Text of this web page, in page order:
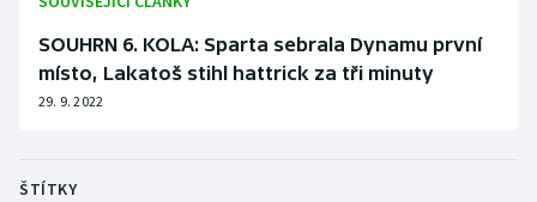
SOUHRN 6. KOLA: Sparta sebrala Dynamu první
místo, Lakatoš stihl hattrick za tři minuty
29. 9. 2022
ŠTÍTKY